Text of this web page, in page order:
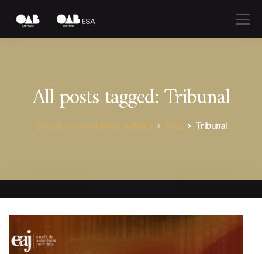
All posts tagged: Tribunal
Escola de Assistência Jurídica Blog Tribunal